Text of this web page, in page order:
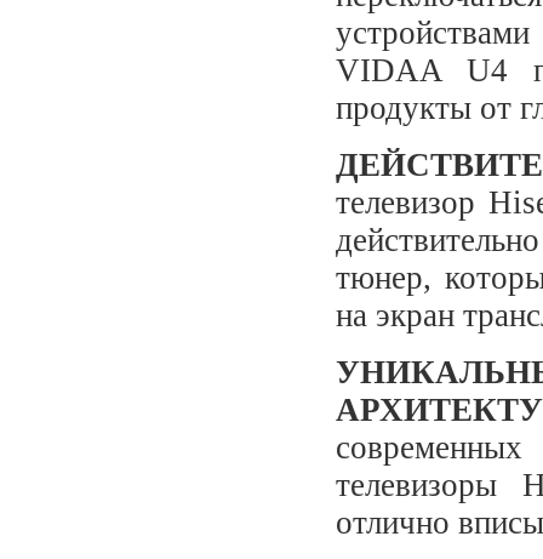
VIDAA U4
продукты от
телевизор
тюнер,
на экран
телевизоры
отлично